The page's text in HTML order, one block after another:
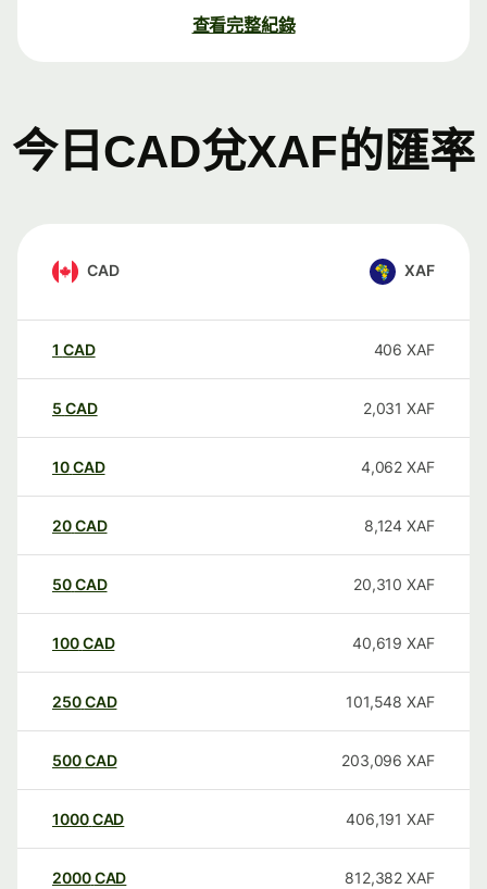
查看完整紀錄
今日CAD兌XAF的匯率
CAD XAF
1 CAD 406 XAF
5 CAD 2,031 XAF
10CAD 4,062 XAF
20CAD 8,124 XAF
50CAD 20,310 XAF
100CAD 40,619 XAF
250CAD 101,548 XAF
500CAD 203,096 XAF
1000CAD 406,191 XAF
2000CAD 812,382 XAF